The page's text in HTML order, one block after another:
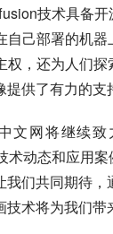
技术具备
自己部署的机
权，还为人们
供了有力的支
文网将继续
术动态和应用
我们共同期待
术将为我们带